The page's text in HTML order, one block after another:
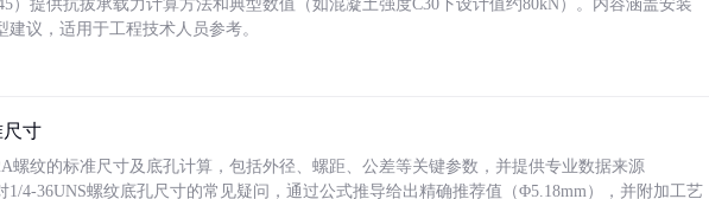
）提供抗拔承载力计算方法和典型数值（如混凝土强度C30下设计值约80kN）。内容涵盖安装
议，适用于工程技术人员参考。
尺寸
螺纹的标准尺寸及底孔计算，包括外径、螺距、公差等关键参数，并提供专业数据来源
1/4-36UNS螺纹底孔尺寸的常见疑问，通过公式推导给出精确推荐值（Φ5.18mm），并附加工艺